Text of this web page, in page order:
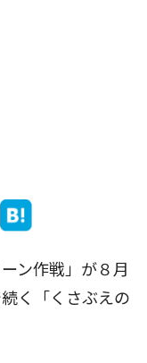
ン作戦」が８月
く「くさぶえの